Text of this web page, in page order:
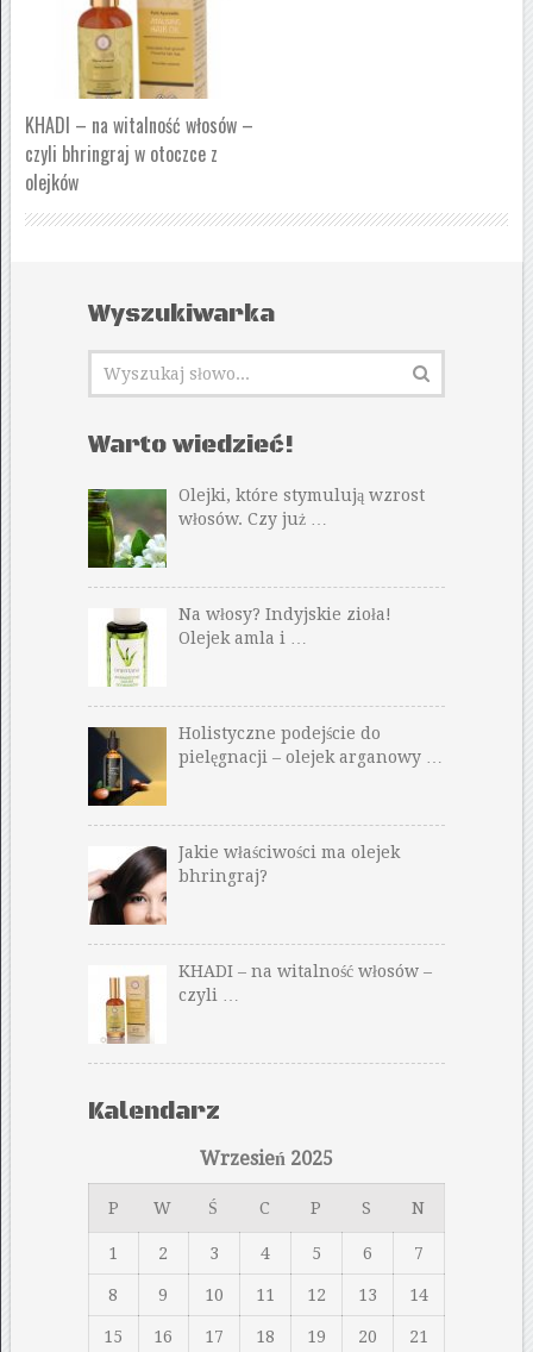
KHADI – na witalność włosów –
czyli bhringraj w otoczce z
olejków
Wyszukiwarka
Warto wiedzieć!
Olejki, które stymulują wzrost
włosów. Czy już …
Na włosy? Indyjskie zioła!
Olejek amla i …
Holistyczne podejście do
pielęgnacji – olejek arganowy …
Jakie właściwości ma olejek
bhringraj?
KHADI – na witalność włosów –
czyli …
Kalendarz
Wrzesień 2025
P W Ś C P S N
1 2 3 4 5 6 7
8 9 10 11 12 13 14
15 16 17 18 19 20 21